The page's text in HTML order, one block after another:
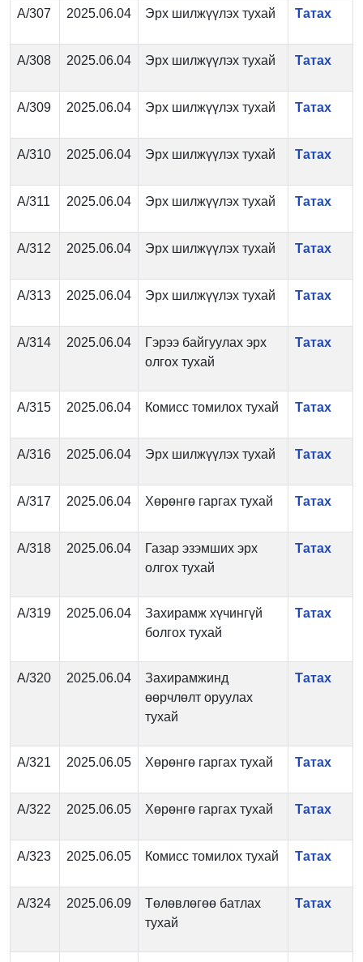
А/307 2025.06.04 Эрх шилжүүлэх тухай Татах
А/308 2025.06.04 Эрх шилжүүлэх тухай Татах
А/309 2025.06.04 Эрх шилжүүлэх тухай Татах
А/310 2025.06.04 Эрх шилжүүлэх тухай Татах
А/311 2025.06.04 Эрх шилжүүлэх тухай Татах
А/312 2025.06.04 Эрх шилжүүлэх тухай Татах
А/313 2025.06.04 Эрх шилжүүлэх тухай Татах
А/314 2025.06.04
Гэрээ байгуулах эрх
олгох тухай
Татах
А/315 2025.06.04 Комисс томилох тухай Татах
А/316 2025.06.04 Эрх шилжүүлэх тухай Татах
А/317 2025.06.04 Хөрөнгө гаргах тухай Татах
А/318 2025.06.04
Газар эзэмших эрх
олгох тухай
Татах
А/319 2025.06.04
Захирамж хүчингүй
болгох тухай
Татах
А/320 2025.06.04
Захирамжинд
өөрчлөлт оруулах
тухай
Татах
А/321 2025.06.05 Хөрөнгө гаргах тухай Татах
А/322 2025.06.05 Хөрөнгө гаргах тухай Татах
А/323 2025.06.05 Комисс томилох тухай Татах
А/324 2025.06.09
Төлөвлөгөө батлах
тухай
Татах